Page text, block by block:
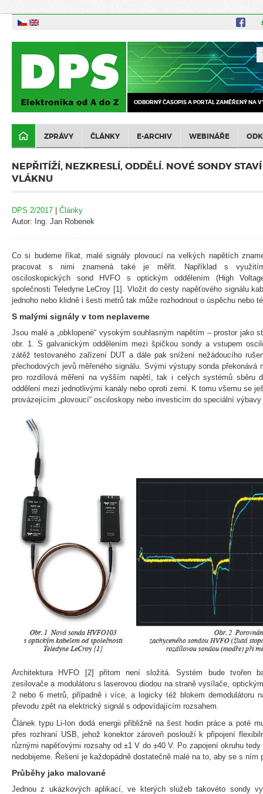
ODBORNÝ ČASOPIS A PORTÁL ZAMĚŘENÝ NA
ZPRÁVY ČLÁNKY E-ARCHIV WEBINÁŘE
NEPŘITÍŽÍ, NEZKRESLÍ, ODDĚLÍ. NOVÉ SONDY
VLÁKNU
DPS 2/2017 | Články
Autor: Ing. Jan Robenek
Co si budeme říkat, malé signály plovoucí na velkých napětích
pracovat s nimi znamená také je měřit. Například s využitím
osciloskopických sond HVFO s optickým oddělením (High
společnosti Teledyne LeCroy [1]. Vložit do cesty napěťového signálu
jednoho nebo klidně i šesti metrů tak může rozhodnout o úspěchu nebo
S malými signály v tom neplaveme
Jsou malé a „obklopené“ vysokým souhlasným napětím – prostor jako
obr. 1. S galvanickým oddělením mezi špičkou sondy a vstupem
zátěž testovaného zařízení DUT a dále pak snížení nežádoucího
přechodových jevů měřeného signálu. Svými výstupy sonda překonává
pro rozdílová měření na vyšším napětí, tak i celých systémů sběru
oddělení mezi jednotlivými kanály nebo oproti zemi. K tomu všemu se
provázejícím „plovoucí“ osciloskopy nebo investicím do speciální
Architektura HVFO [2] přitom není složitá. Systém bude tvořen
zesilovače a modulátoru s laserovou diodou na straně vysílače,
2 nebo 6 metrů, případně i více, a logicky též blokem demodulátoru
převodu zpět na elektrický signál s odpovídajícím rozsahem.
Článek typu Li-Ion dodá energii přibližně na šest hodin práce a poté
přes rozhraní USB, jehož konektor zároveň poslouží k připojení
různými napěťovými rozsahy od ±1 V do ±40 V. Po zapojení okruhu
nedobijeme. Řešení je každopádně dostatečně malé na to, aby se s ním
Průběhy jako malované
Jednou z ukázkových aplikací, ve kterých služeb takovéto sondy